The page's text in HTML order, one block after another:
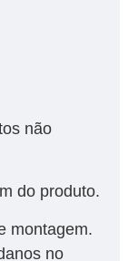
não
do produto.
montagem.
no